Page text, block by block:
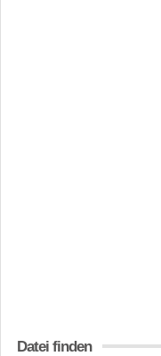
Datei finden